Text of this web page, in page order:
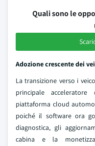
Quali sono le
Adozione crescente dei
La transizione verso i
principale
piattaforma cloud
poiché il software ora
diagnostica, gli
cabina e la